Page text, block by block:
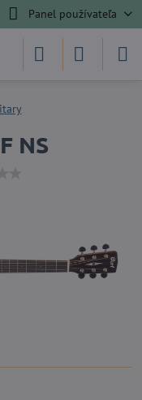
Panel používateľa
NS